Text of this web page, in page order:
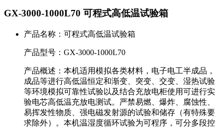
GX-3000-1000L70 可程式高低温试验箱
产品名称： 可程式高低温试验箱
产品型号： GX-3000-1000L70
产品概述： 本机适用模拟各类材料，电子电工半成品，
成品等进行高低温恒定和渐变、突变、交变、湿热试验
等环境模拟可靠性试验以及结合充放电柜使用可进行实
验电芯高低温充放电测试。严禁易燃、爆炸、腐蚀性、
易挥发性物质、强电磁发射源的试验和储存（有特殊要
求除外）。本机温湿度循环试验为可程序，可分多段控